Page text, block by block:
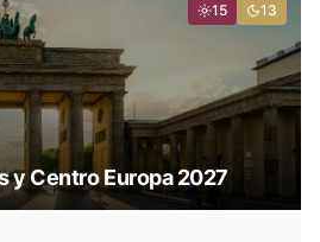
15 13
y Centro Europa 2027